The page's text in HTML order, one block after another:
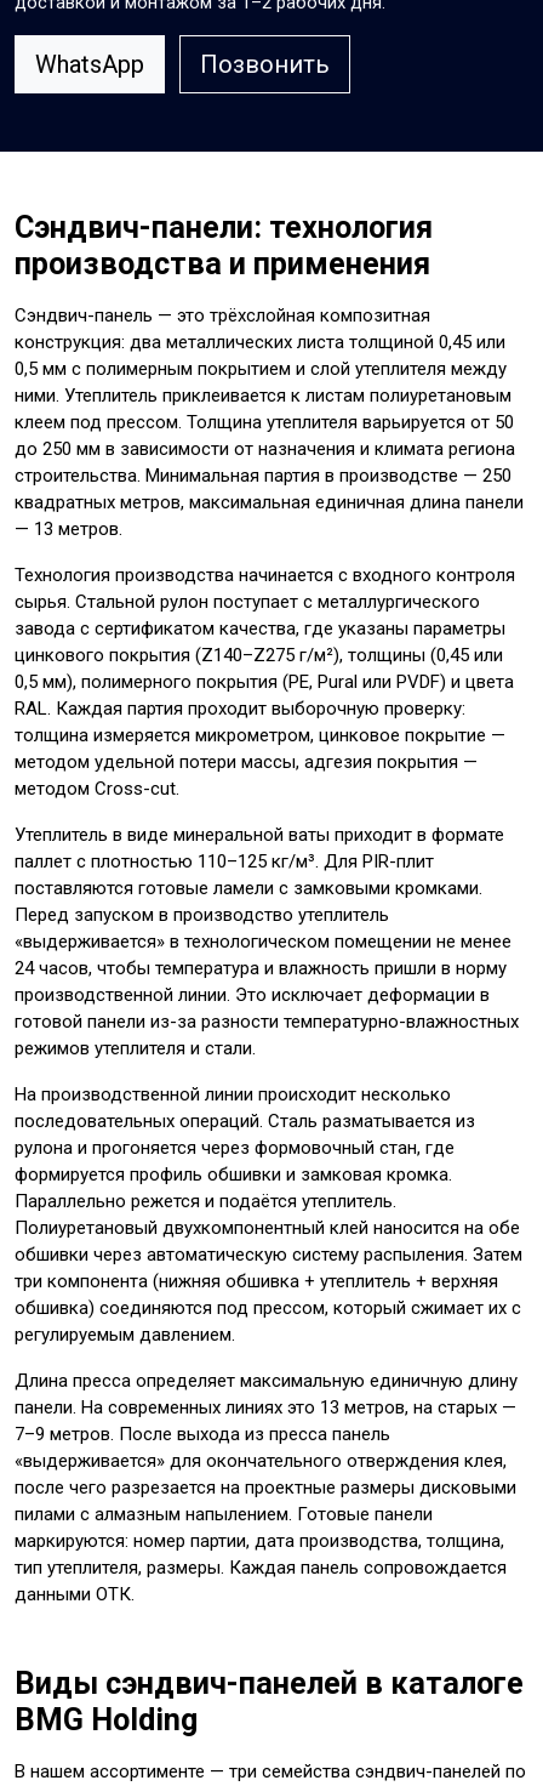
WhatsApp Позвонить
Сэндвич-панели: технология
производства и применения
Сэндвич-панель — это трёхслойная композитная
конструкция: два металлических листа толщиной 0,45 или
0,5 мм с полимерным покрытием и слой утеплителя между
ними. Утеплитель приклеивается к листам полиуретановым
клеем под прессом. Толщина утеплителя варьируется от 50
до 250 мм в зависимости от назначения и климата региона
строительства. Минимальная партия в производстве — 250
квадратных метров, максимальная единичная длина панели
— 13 метров.
Технология производства начинается с входного контроля
сырья. Стальной рулон поступает с металлургического
завода с сертификатом качества, где указаны параметры
цинкового покрытия (Z140–Z275 г/м²), толщины (0,45 или
0,5 мм), полимерного покрытия (PE, Pural или PVDF) и цвета
RAL. Каждая партия проходит выборочную проверку:
толщина измеряется микрометром, цинковое покрытие —
методом удельной потери массы, адгезия покрытия —
методом Cross-cut.
Утеплитель в виде минеральной ваты приходит в формате
паллет с плотностью 110–125 кг/м³. Для PIR-плит
поставляются готовые ламели с замковыми кромками.
Перед запуском в производство утеплитель
«выдерживается» в технологическом помещении не менее
24 часов, чтобы температура и влажность пришли в норму
производственной линии. Это исключает деформации в
готовой панели из-за разности температурно-влажностных
режимов утеплителя и стали.
На производственной линии происходит несколько
последовательных операций. Сталь разматывается из
рулона и прогоняется через формовочный стан, где
формируется профиль обшивки и замковая кромка.
Параллельно режется и подаётся утеплитель.
Полиуретановый двухкомпонентный клей наносится на обе
обшивки через автоматическую систему распыления. Затем
три компонента (нижняя обшивка + утеплитель + верхняя
обшивка) соединяются под прессом, который сжимает их с
регулируемым давлением.
Длина пресса определяет максимальную единичную длину
панели. На современных линиях это 13 метров, на старых —
7–9 метров. После выхода из пресса панель
«выдерживается» для окончательного отверждения клея,
после чего разрезается на проектные размеры дисковыми
пилами с алмазным напылением. Готовые панели
маркируются: номер партии, дата производства, толщина,
тип утеплителя, размеры. Каждая панель сопровождается
данными ОТК.
Виды сэндвич-панелей в каталоге
BMG Holding
В нашем ассортименте — три семейства сэндвич-панелей по